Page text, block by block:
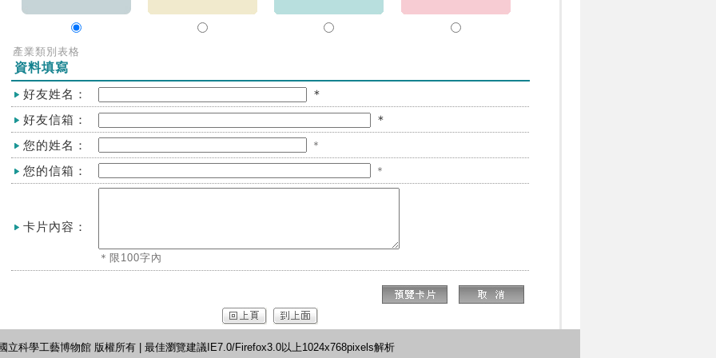
產業類別表格
資料填寫
好友姓名：
＊
好友信箱：
＊
您的姓名：
＊
您的信箱： ＊
卡片內容：
＊限100字內
立科學工藝博物館 版權所有 | 最佳瀏覽建議IE7.0/Firefox3.0以上1024x768pixels解析